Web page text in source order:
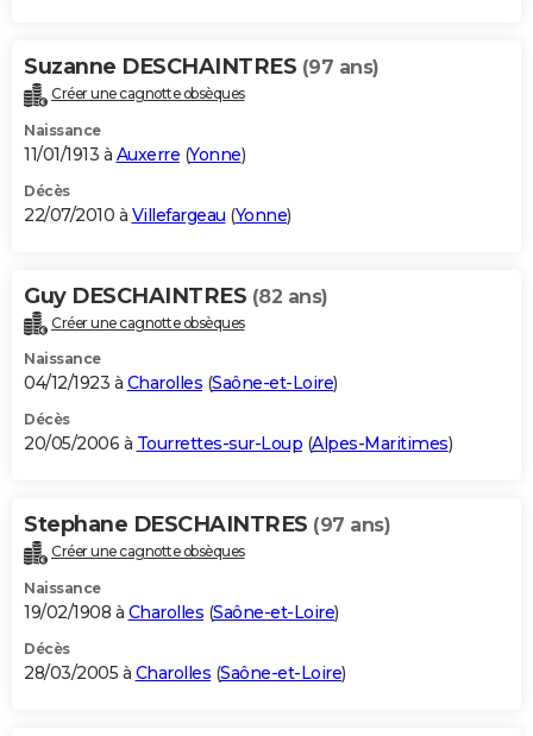
Suzanne DESCHAINTRES (97 ans)
Créer une cagnotte obsèques
Naissance
11/01/1913 à Auxerre (Yonne)
Décès
22/07/2010 à Villefargeau (Yonne)
Guy DESCHAINTRES (82 ans)
Créer une cagnotte obsèques
Naissance
04/12/1923 à Charolles (Saône-et-Loire)
Décès
20/05/2006 à Tourrettes-sur-Loup (Alpes-Maritimes)
Stephane DESCHAINTRES (97 ans)
Créer une cagnotte obsèques
Naissance
19/02/1908 à Charolles (Saône-et-Loire)
Décès
28/03/2005 à Charolles (Saône-et-Loire)